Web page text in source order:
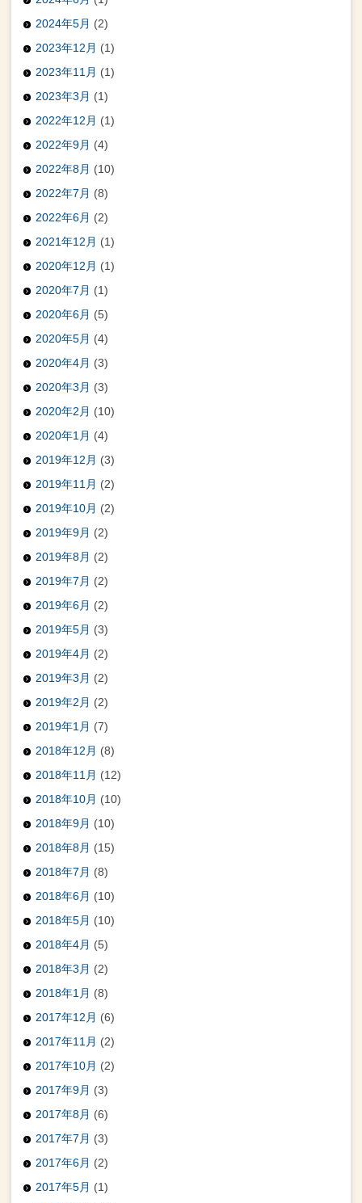
2024年5月 (2)
2023年12月 (1)
2023年11月 (1)
2023年3月 (1)
2022年12月 (1)
2022年9月 (4)
2022年8月 (10)
2022年7月 (8)
2022年6月 (2)
2021年12月 (1)
2020年12月 (1)
2020年7月 (1)
2020年6月 (5)
2020年5月 (4)
2020年4月 (3)
2020年3月 (3)
2020年2月 (10)
2020年1月 (4)
2019年12月 (3)
2019年11月 (2)
2019年10月 (2)
2019年9月 (2)
2019年8月 (2)
2019年7月 (2)
2019年6月 (2)
2019年5月 (3)
2019年4月 (2)
2019年3月 (2)
2019年2月 (2)
2019年1月 (7)
2018年12月 (8)
2018年11月 (12)
2018年10月 (10)
2018年9月 (10)
2018年8月 (15)
2018年7月 (8)
2018年6月 (10)
2018年5月 (10)
2018年4月 (5)
2018年3月 (2)
2018年1月 (8)
2017年12月 (6)
2017年11月 (2)
2017年10月 (2)
2017年9月 (3)
2017年8月 (6)
2017年7月 (3)
2017年6月 (2)
2017年5月 (1)